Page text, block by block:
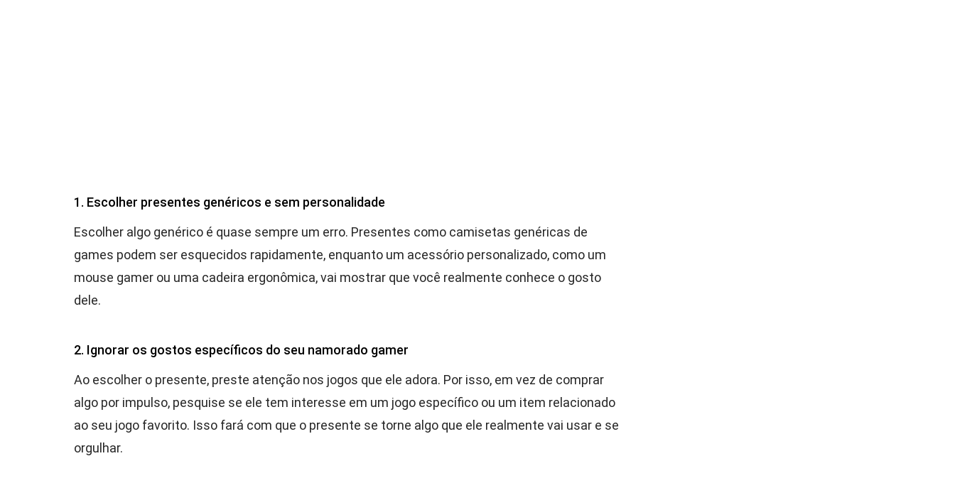
1. Escolher presentes genéricos e sem personalidade
Escolher algo genérico é quase sempre um erro. Presentes como camisetas genéricas de
games podem ser esquecidos rapidamente, enquanto um acessório personalizado, como um
mouse gamer ou uma cadeira ergonômica, vai mostrar que você realmente conhece o gosto
dele.
2. Ignorar os gostos específicos do seu namorado gamer
Ao escolher o presente, preste atenção nos jogos que ele adora. Por isso, em vez de comprar
algo por impulso, pesquise se ele tem interesse em um jogo específico ou um item relacionado
ao seu jogo favorito. Isso fará com que o presente se torne algo que ele realmente vai usar e se
orgulhar.